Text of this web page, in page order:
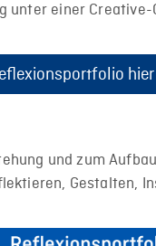
einer Creative-
und zum
Gestalten,